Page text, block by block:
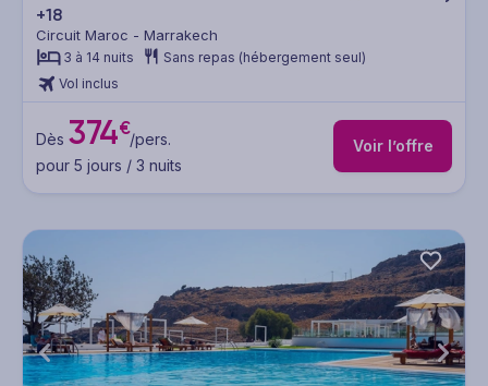
+18
Circuit Maroc - Marrakech
3 à 14 nuits
Sans repas (hébergement seul)
Vol inclus
Dès 374€/pers.
pour 5 jours / 3 nuits
Voir l’offre